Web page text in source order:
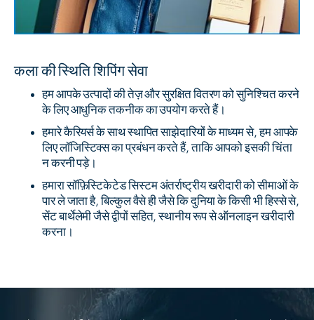
कला की स्थिति शिपिंग सेवा
हम आपके उत्पादों की तेज़ और सुरक्षित वितरण को सुनिश्चित करने
के लिए आधुनिक तकनीक का उपयोग करते हैं।
हमारे कैरियर्स के साथ स्थापित साझेदारियों के माध्यम से, हम आपके
लिए लॉजिस्टिक्स का प्रबंधन करते हैं, ताकि आपको इसकी चिंता
न करनी पड़े।
हमारा सॉफ़िस्टिकेटेड सिस्टम अंतर्राष्ट्रीय खरीदारी को सीमाओं के
पार ले जाता है, बिल्कुल वैसे ही जैसे कि दुनिया के किसी भी हिस्से से,
सेंट बार्थेलेमी जैसे द्वीपों सहित, स्थानीय रूप से ऑनलाइन खरीदारी
करना।